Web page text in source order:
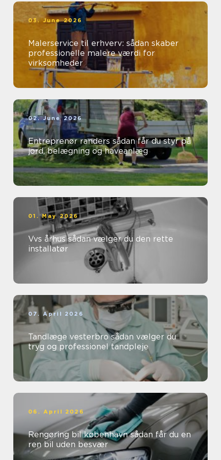
03. June 2026
Malerservice til erhverv: sådan skaber
professionelle malere værdi for
virksomheder
02. June 2026
Entreprenør randers sådan får du styr på
jord, belægning og haveanlæg
01. May 2026
Vvs århus sådan vælger du den rette
installatør
07. April 2026
Tandlæge vesterbro sådan vælger du
tryg og professionel tandpleje
06. April 2026
Rengøring bil københavn sådan får du en
ren bil uden besvær